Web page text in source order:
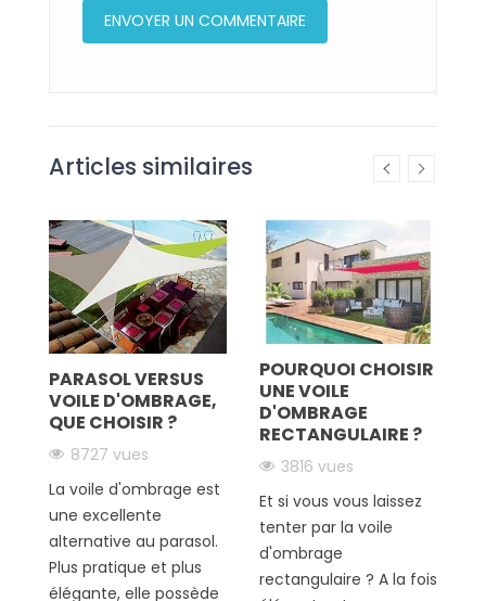
Articles similaires
PARASOL VERSUS
VOILE D'OMBRAGE,
QUE CHOISIR ?
8727 vues
La voile d'ombrage est
une excellente
alternative au parasol.
Plus pratique et plus
élégante, elle possède
POURQUOI CHOISIR
UNE VOILE
D'OMBRAGE
RECTANGULAIRE ?
3816 vues
Et si vous vous laissez
tenter par la voile
d'ombrage
rectangulaire ? A la fois